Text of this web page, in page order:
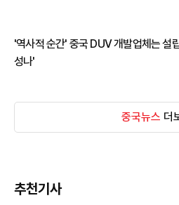
'역사적 순간' 중국 DUV 개발업체는 설
성나'
중국뉴스 더
추천기사